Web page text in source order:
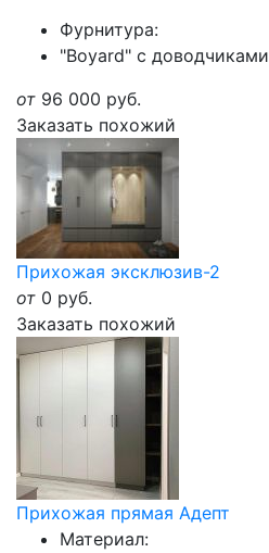
Фурнитура:
"Boyard" с доводчиками
от 96 000 руб.
Заказать похожий
Прихожая эксклюзив-2
от 0 руб.
Заказать похожий
Прихожая прямая Адепт
Материал: